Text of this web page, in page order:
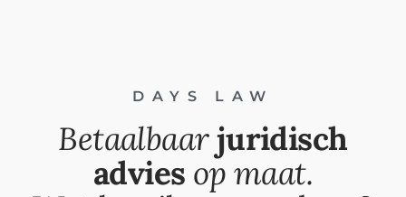
DAYS LAW
Betaalbaarjuridisch
advies op maat.